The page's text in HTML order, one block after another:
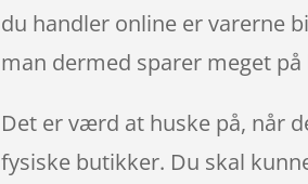
du handler online er varerne
man dermed sparer meget på
Det er værd at huske på, når
fysiske butikker. Du skal